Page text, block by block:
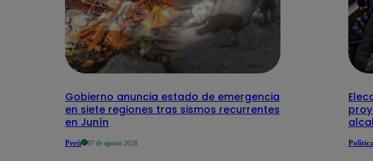
Gobierno anuncia estado de emergencia
en siete regiones tras sismos recurrentes
en Junín
Perú 07 de agosto 2026 Política